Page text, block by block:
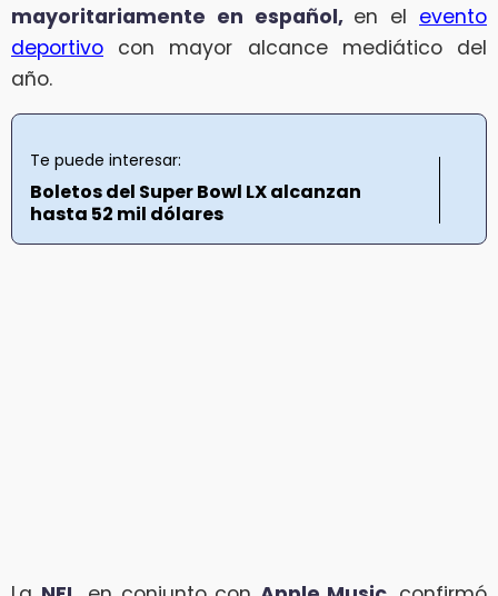
mayoritariamente en español, en el evento
deportivo con mayor alcance mediático del
año.
Te puede interesar:
Boletos del Super Bowl LX alcanzan
hasta 52 mil dólares